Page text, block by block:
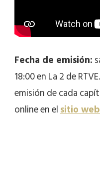
Fecha de emisión:
18:00 en La 2 de
emisión de cada
online en elsitio